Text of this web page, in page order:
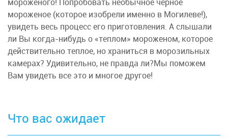
мороженое (которое изобрели именно в Могилеве!),
увидеть весь процесс его приготовления. А слышали
ли Вы когда-нибудь о «теплом» мороженом, которое
действительно теплое, но храниться в морозильных
камерах? Удивительно, не правда ли?Мы поможем
Вам увидеть все это и многое другое!
Что вас ожидает